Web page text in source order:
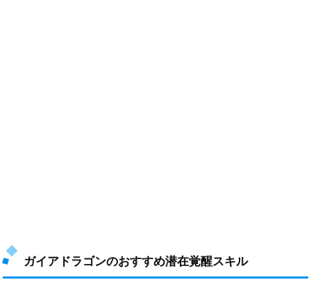
ガイアドラゴンのおすすめ潜在覚醒スキル